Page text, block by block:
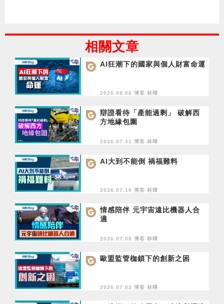
相關文章
AI狂潮下的國家與個人財富命運
2026.08.06 博客 林暉
辯證看待「產能過剩」 破解西
方地緣包圍
2026.07.31 博客 林暉
AI大到不能倒 禍福難料
2026.07.16 博客 林暉
情感陪伴 元宇宙遠比機器人合
適
2026.07.08 博客 林暉
歐盟監管枷鎖下的創新之困
2026.07.02 博客 林暉